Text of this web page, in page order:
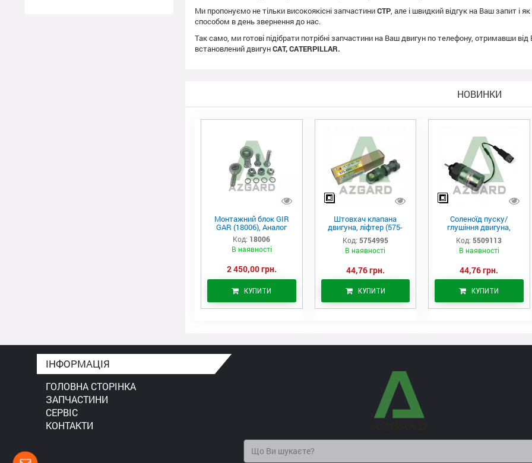
Ми пропонуємо не тільки високоякісні запчастиниCTP, але і швидкий відгук на Ваш запит і
способом в день звернення до нас.
Так само, ми готові підібрати потрібні запчастини на Ваш двигун по телефону, отримавши
встановлений двигунCAT, CATERPILLAR.
НОВИНКИ
Монтажний блок GIR
GAR (18006), Аналог
Код: 18006
В наявності
2 450,00 грн.
КУПИТИ
Штовхач клапана
двигуна, ліфтер (575-
4995)
Код: 5754995
В наявності
44,76 грн.
КУПИТИ
Соленоїд пуску/
глушіння двигуна,
актуатор (550-9113)
Код: 5509113
В наявності
44,76 грн.
КУПИТИ
ІНФОРМАЦІЯ
ГОЛОВНА СТОРІНКА
ЗАПЧАСТИНИ
СЕРВІС
КОНТАКТИ